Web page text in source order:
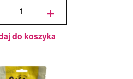
+
do koszyka